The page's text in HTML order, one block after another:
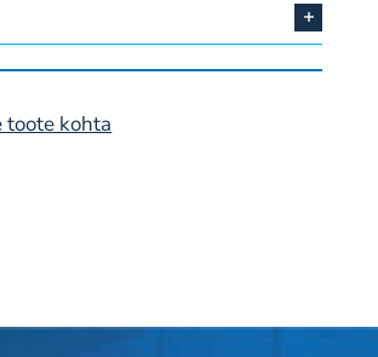
toote kohta